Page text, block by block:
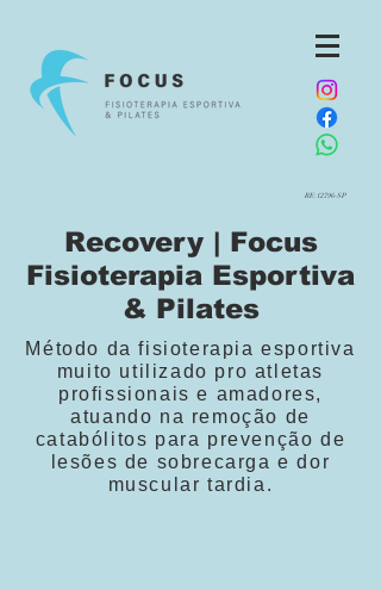
RE:12796-SP
Recovery | Focus
Fisioterapia Esportiva
& Pilates
Método da fisioterapia esportiva
muito utilizado pro atletas
profissionais e amadores,
atuando na remoção de
catabólitos para prevenção de
lesões de sobrecarga e dor
muscular tardia.